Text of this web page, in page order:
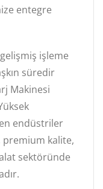
entegre
işleme
süredir
Makinesi
endüstriler
premium kalite,
sektöründe